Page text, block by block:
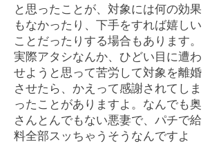
と思ったことが、対象には何の効果
もなかったり、下手をすれば嬉しい
ことだったりする場合もあります。
実際アタシなんか、ひどい目に遭わ
せようと思って苦労して対象を離婚
させたら、かえって感謝されてしま
ったことがありますよ。なんでも奥
さんとんでもない悪妻で、パチで給
料全部スッちゃうそうなんですよ